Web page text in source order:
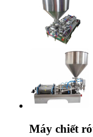
Máy chiết